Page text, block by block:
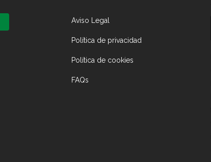
Aviso Legal
Política de privacidad
Política de cookies
FAQs